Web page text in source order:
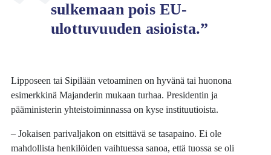
sulkemaan pois EU-
ulottuvuuden asioista.”
Lipposeen tai Sipilään vetoaminen on hyvänä tai huonona
esimerkkinä Majanderin mukaan turhaa. Presidentin ja
pääministerin yhteistoiminnassa on kyse instituutioista.
– Jokaisen parivaljakon on etsittävä se tasapaino. Ei ole
mahdollista henkilöiden vaihtuessa sanoa, että tuossa se oli